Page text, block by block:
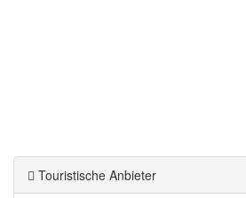
Touristische Anbieter